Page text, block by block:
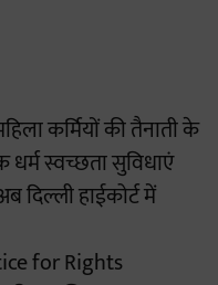
कर्मियों की तैनाती के
धर्म स्वच्छता सुविधाएं
दिल्ली हाईकोर्ट में
for Rights